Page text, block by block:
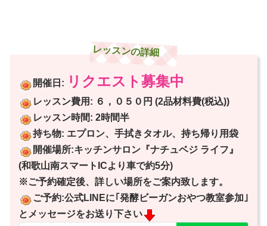
レッスンの詳細
開催日: リクエスト募集中
レッスン費用: ６，０５０円 (2品材料費(税込))
レッスン時間: 2時間半
持ち物: エプロン、手拭きタオル、持ち帰り用袋
開催場所:キッチンサロン『ナチュベジ ライフ』
(和歌山南スマートICより車で約5分)
※ご予約確定後、詳しい場所をご案内致します。
ご予約:公式LINEに｢発酵ビーガンおやつ教室参加｣
とメッセージをお送り下さい